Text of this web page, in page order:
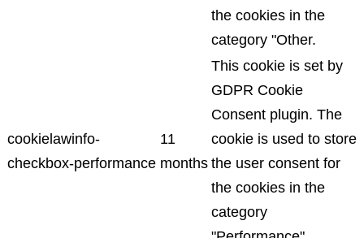
the cookies in the
category "Other.
cookielawinfo-
checkbox-performance
11
months
This cookie is set by
GDPR Cookie
Consent plugin. The
cookie is used to store
the user consent for
the cookies in the
category